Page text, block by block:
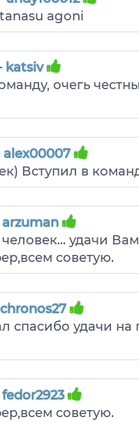
agoni
katsiv
очегь
alex00007
Вступил в
arzuman
удачи
советую.
chronos27
спасибо удачи на
fedor2923
советую.